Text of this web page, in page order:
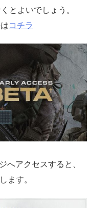
とよいでしょう。
コチラ
へアクセスすると、
ます。